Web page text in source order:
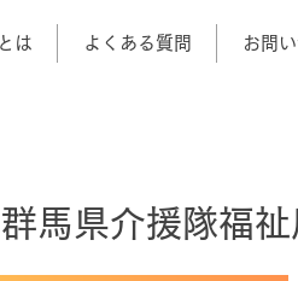
は よくある質問 お問
馬県介援隊福